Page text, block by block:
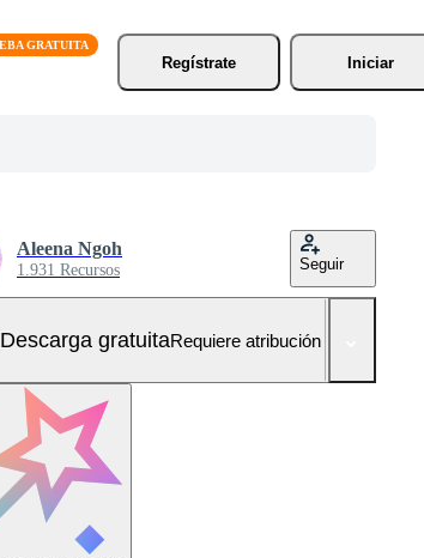
Regístrate
Iniciar
Aleena Ngoh
1.931 Recursos Seguir
Descarga gratuitaRequiere atribución